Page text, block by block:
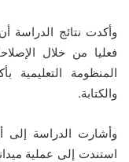
وأكدت نتائج الدراسة
فعليا من خلال
المنظومة التعليمية
والكتابة.
وأشارت الدراسة إلى
استندت إلى عملية